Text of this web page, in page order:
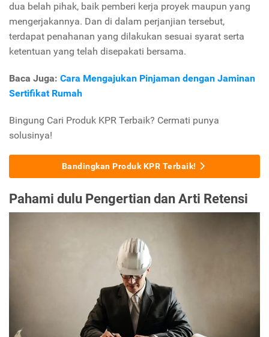
dua belah pihak, baik pemberi kerja proyek maupun yang
mengerjakannya. Dan di dalam perjanjian tersebut,
terdapat penahanan yang dilakukan sesuai syarat serta
ketentuan yang telah disepakati bersama.
Baca Juga: Cara Mengajukan Pinjaman dengan Jaminan
Sertifikat Rumah
Bingung Cari Produk KPR Terbaik? Cermati punya
solusinya!
Bandingkan Produk KPR Terbaik!
Pahami dulu Pengertian dan Arti Retensi